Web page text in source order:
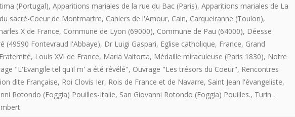
visite
des
royalistes
lors
du
LE
CAHIER
DE
L’AMOUR,
FRANCE
(Portugal), Apparitions mariales de la rue du Bac (Paris), Apparitions mariales de La
sacré-Coeur de Montmartre, Cahiers de l'Amour, Cain, Carqueiranne (Toulon),
X de France, Commune de Lyon (69000), Commune de Pau (64000), Déesse
(49590 Fontevraud l'Abbaye), Dr Luigi Gaspari, Eglise catholique, France, Grand
, Louis XVI de France, Maria Valtorta, Médaille miraculeuse (Paris 1830), Notre
"L'Evangile tel qu'il m' a été révélé", Ouvrage "Les trésors du Coeur", Rencontres
dite Française, Roi Clovis Ier, Rois de France et de Navarre, Saint Jean l'évangeliste,
Rotondo (Foggia) Pouilles-Italie, San Giovanni Rotondo (Foggia) Pouilles., Turin .